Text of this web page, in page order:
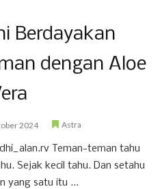
Berdayakan
dengan Aloe
2024 Astra
Teman-teman tahu
Sejak kecil tahu. Dan setahu
yang satu itu ...